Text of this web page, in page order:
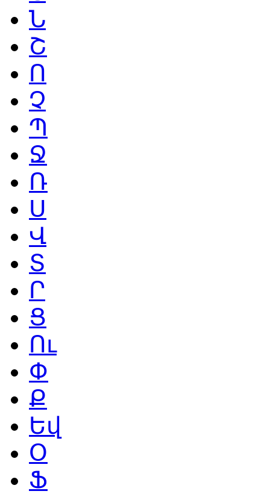
Ն
Շ
Ո
Չ
Պ
Ջ
Ռ
Ս
Վ
Տ
Ր
Ց
Ու
Փ
Ք
Եվ
Օ
Ֆ